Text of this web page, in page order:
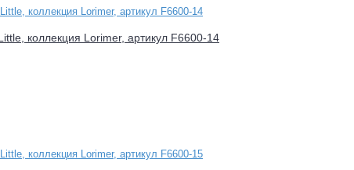
коллекция Lorimer, артикул F6600-14